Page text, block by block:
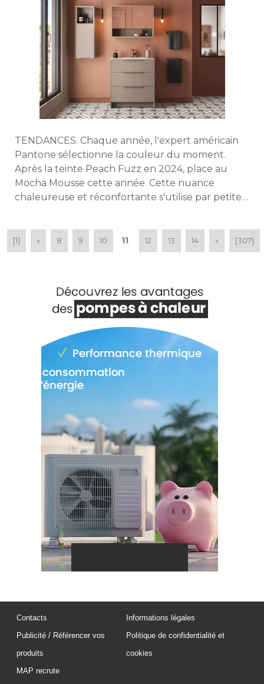
TENDANCES. Chaque année, l'expert américain
Pantone sélectionne la couleur du moment.
Après la teinte Peach Fuzz en 2024, place au
Mocha Mousse cette année. Cette nuance
chaleureuse et réconfortante s'utilise par petites
intérieur.
[1] « 8 9 10 11 12 13 14 » [307]
Contacts
Publicité / Référencer vos
produits
MAP recrute
Informations légales
Politique de confidentialité et
cookies